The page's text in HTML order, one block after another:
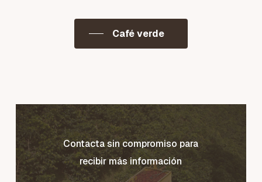
Café verde
Contacta sin compromiso para
recibir más información